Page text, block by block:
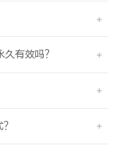
有效吗？